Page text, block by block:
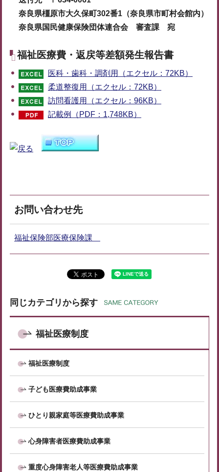
奈良県橿原市大久保町302番1（奈良県市町村会館内）
奈良県国民健康保険団体連合会 審査課 宛
福祉医療費・返戻等差額発生報告書
医科・歯科・調剤用（エクセル：72KB）
柔道整復用（エクセル：72KB）
訪問看護用（エクセル：96KB）
記載例（PDF：1,748KB）
お問い合わせ先
福祉保険部医療保険課
同じカテゴリから探す
福祉医療制度
福祉医療制度
子ども医療費助成事業
ひとり親家庭等医療費助成事業
心身障害者医療費助成事業
重度心身障害老人等医療費助成事業